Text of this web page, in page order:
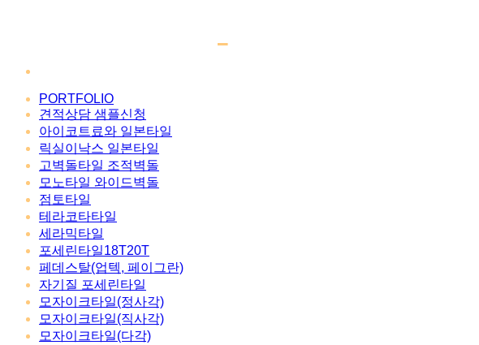
PORTFOLIO
견적상담 샘플신청
아이코트료와 일본타일
릭실이낙스 일본타일
고벽돌타일 조적벽돌
모노타일 와이드벽돌
점토타일
테라코타타일
세라믹타일
포세린타일18T20T
페데스탈(업텍, 페이그란)
자기질 포세린타일
모자이크타일(정사각)
모자이크타일(직사각)
모자이크타일(다각)